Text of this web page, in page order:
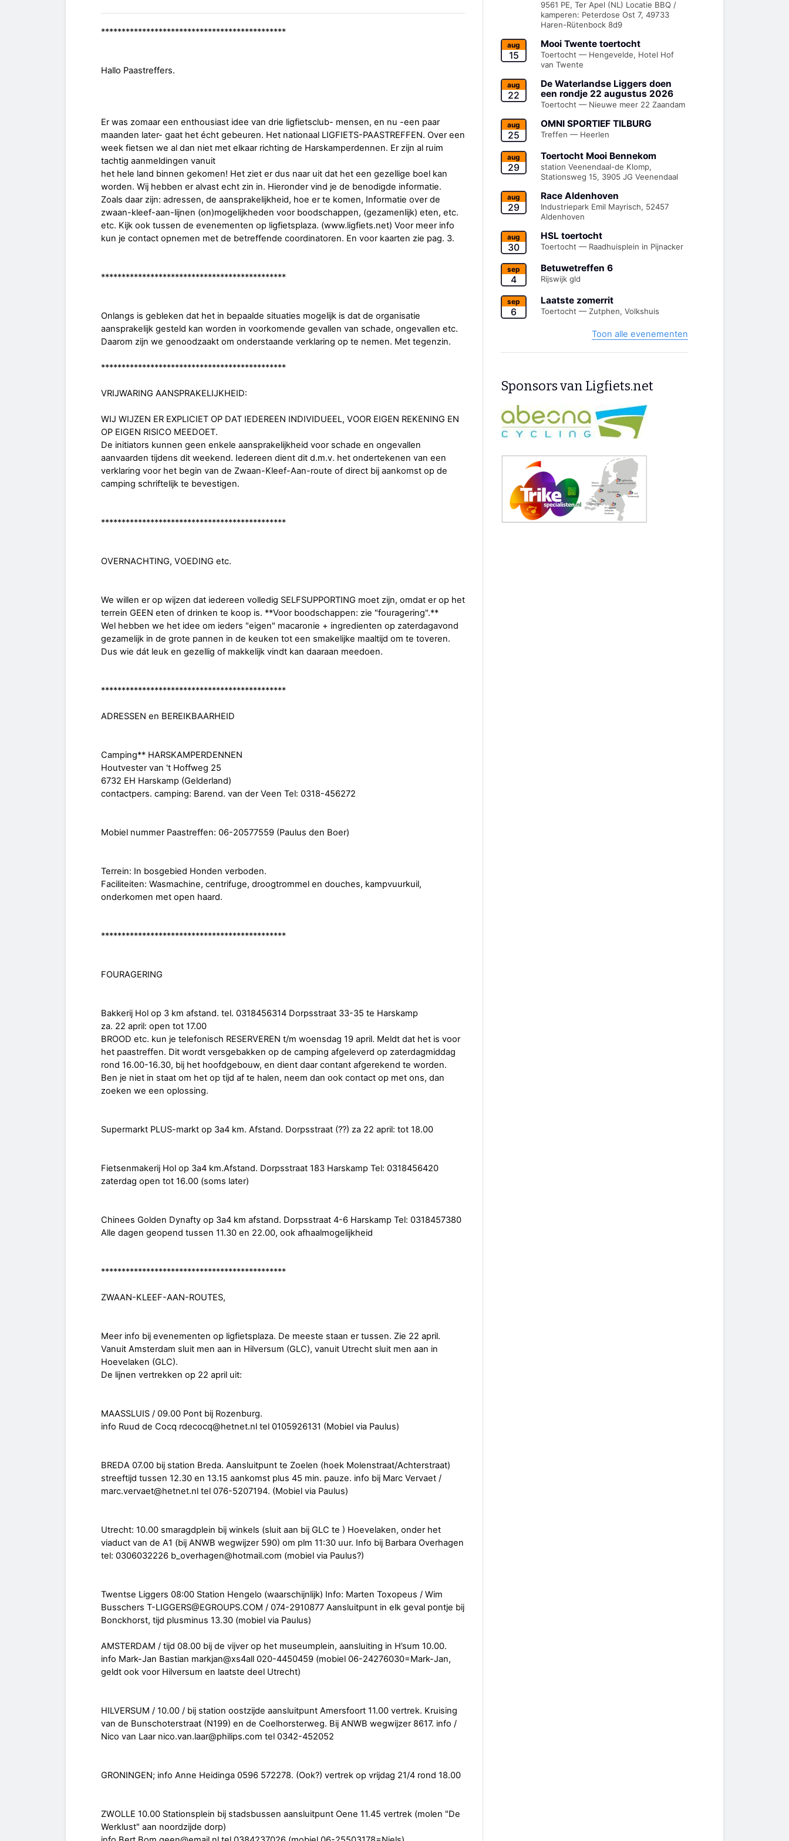
*********************************************
Hallo Paastreffers.
Er was zomaar een enthousiast idee van drie ligfietsclub- mensen, en nu -een paar
maanden later- gaat het écht gebeuren. Het nationaal LIGFIETS-PAASTREFFEN. Over een
week fietsen we al dan niet met elkaar richting de Harskamperdennen. Er zijn al ruim
tachtig aanmeldingen vanuit
het hele land binnen gekomen! Het ziet er dus naar uit dat het een gezellige boel kan
worden. Wij hebben er alvast echt zin in. Hieronder vind je de benodigde informatie.
Zoals daar zijn: adressen, de aansprakelijkheid, hoe er te komen, Informatie over de
zwaan-kleef-aan-lijnen (on)mogelijkheden voor boodschappen, (gezamenlijk) eten, etc.
etc. Kijk ook tussen de evenementen op ligfietsplaza. (www.ligfiets.net) Voor meer info
kun je contact opnemen met de betreffende coordinatoren. En voor kaarten zie pag. 3.
*********************************************
Onlangs is gebleken dat het in bepaalde situaties mogelijk is dat de organisatie
aansprakelijk gesteld kan worden in voorkomende gevallen van schade, ongevallen etc.
Daarom zijn we genoodzaakt om onderstaande verklaring op te nemen. Met tegenzin.
*********************************************
VRIJWARING AANSPRAKELIJKHEID:
WIJ WIJZEN ER EXPLICIET OP DAT IEDEREEN INDIVIDUEEL, VOOR EIGEN REKENING EN
OP EIGEN RISICO MEEDOET.
De initiators kunnen geen enkele aansprakelijkheid voor schade en ongevallen
aanvaarden tijdens dit weekend. Iedereen dient dit d.m.v. het ondertekenen van een
verklaring voor het begin van de Zwaan-Kleef-Aan-route of direct bij aankomst op de
camping schriftelijk te bevestigen.
*********************************************
OVERNACHTING, VOEDING etc.
We willen er op wijzen dat iedereen volledig SELFSUPPORTING moet zijn, omdat er op het
terrein GEEN eten of drinken te koop is. **Voor boodschappen: zie "fouragering".**
Wel hebben we het idee om ieders "eigen" macaronie + ingredienten op zaterdagavond
gezamelijk in de grote pannen in de keuken tot een smakelijke maaltijd om te toveren.
Dus wie dát leuk en gezellig of makkelijk vindt kan daaraan meedoen.
*********************************************
ADRESSEN en BEREIKBAARHEID
Camping** HARSKAMPERDENNEN
Houtvester van 't Hoffweg 25
6732 EH Harskamp (Gelderland)
contactpers. camping: Barend. van der Veen Tel: 0318-456272
Mobiel nummer Paastreffen: 06-20577559 (Paulus den Boer)
Terrein: In bosgebied Honden verboden.
Faciliteiten: Wasmachine, centrifuge, droogtrommel en douches, kampvuurkuil,
onderkomen met open haard.
*********************************************
FOURAGERING
Bakkerij Hol op 3 km afstand. tel. 0318456314 Dorpsstraat 33-35 te Harskamp
za. 22 april: open tot 17.00
BROOD etc. kun je telefonisch RESERVEREN t/m woensdag 19 april. Meldt dat het is voor
het paastreffen. Dit wordt versgebakken op de camping afgeleverd op zaterdagmiddag
rond 16.00-16.30, bij het hoofdgebouw, en dient daar contant afgerekend te worden.
Ben je niet in staat om het op tijd af te halen, neem dan ook contact op met ons, dan
zoeken we een oplossing.
Supermarkt PLUS-markt op 3a4 km. Afstand. Dorpsstraat (??) za 22 april: tot 18.00
Fietsenmakerij Hol op 3a4 km.Afstand. Dorpsstraat 183 Harskamp Tel: 0318456420
zaterdag open tot 16.00 (soms later)
Chinees Golden Dynafty op 3a4 km afstand. Dorpsstraat 4-6 Harskamp Tel: 0318457380
Alle dagen geopend tussen 11.30 en 22.00, ook afhaalmogelijkheid
*********************************************
ZWAAN-KLEEF-AAN-ROUTES,
Meer info bij evenementen op ligfietsplaza. De meeste staan er tussen. Zie 22 april.
Vanuit Amsterdam sluit men aan in Hilversum (GLC), vanuit Utrecht sluit men aan in
Hoevelaken (GLC).
De lijnen vertrekken op 22 april uit:
MAASSLUIS / 09.00 Pont bij Rozenburg.
info Ruud de Cocq rdecocq@hetnet.nl tel 0105926131 (Mobiel via Paulus)
BREDA 07.00 bij station Breda. Aansluitpunt te Zoelen (hoek Molenstraat/Achterstraat)
streeftijd tussen 12.30 en 13.15 aankomst plus 45 min. pauze. info bij Marc Vervaet /
marc.vervaet@hetnet.nl tel 076-5207194. (Mobiel via Paulus)
Utrecht: 10.00 smaragdplein bij winkels (sluit aan bij GLC te ) Hoevelaken, onder het
viaduct van de A1 (bij ANWB wegwijzer 590) om plm 11:30 uur. Info bij Barbara Overhagen
tel: 0306032226 b_overhagen@hotmail.com (mobiel via Paulus?)
Twentse Liggers 08:00 Station Hengelo (waarschijnlijk) Info: Marten Toxopeus / Wim
Busschers T-LIGGERS@EGROUPS.COM / 074-2910877 Aansluitpunt in elk geval pontje bij
Bonckhorst, tijd plusminus 13.30 (mobiel via Paulus)
AMSTERDAM / tijd 08.00 bij de vijver op het museumplein, aansluiting in H’sum 10.00.
info Mark-Jan Bastian markjan@xs4all 020-4450459 (mobiel 06-24276030=Mark-Jan,
geldt ook voor Hilversum en laatste deel Utrecht)
HILVERSUM / 10.00 / bij station oostzijde aansluitpunt Amersfoort 11.00 vertrek. Kruising
van de Bunschoterstraat (N199) en de Coelhorsterweg. Bij ANWB wegwijzer 8617. info /
Nico van Laar nico.van.laar@philips.com tel 0342-452052
GRONINGEN; info Anne Heidinga 0596 572278. (Ook?) vertrek op vrijdag 21/4 rond 18.00
ZWOLLE 10.00 Stationsplein bij stadsbussen aansluitpunt Oene 11.45 vertrek (molen "De
Werklust" aan noordzijde dorp)
9561 PE, Ter Apel (NL) Locatie BBQ /
kamperen: Peterdose Ost 7, 49733
Haren-Rütenbock 8d9
aug
15
Mooi Twente toertocht
Toertocht — Hengevelde, Hotel Hof
van Twente
aug
22
De Waterlandse Liggers doen
een rondje 22 augustus 2026
Toertocht — Nieuwe meer 22 Zaandam
aug
25
OMNI SPORTIEF TILBURG
Treffen — Heerlen
aug
29
Toertocht Mooi Bennekom
station Veenendaal-de Klomp,
Stationsweg 15, 3905 JG Veenendaal
aug
29
Race Aldenhoven
Industriepark Emil Mayrisch, 52457
Aldenhoven
aug
30
HSL toertocht
Toertocht — Raadhuisplein in Pijnacker
sep
4
Betuwetreffen 6
Rijswijk gld
sep
6
Laatste zomerrit
Toertocht — Zutphen, Volkshuis
Toon alle evenementen
Sponsors van Ligfiets.net